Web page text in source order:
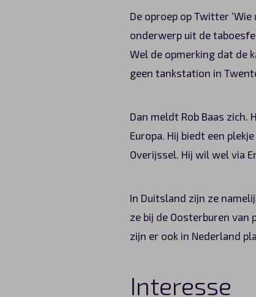
De oproep op Twitter
onderwerp uit de
Wel de opmerking dat de
geen tankstation in
Dan meldt Rob Baas
Europa. Hij biedt een
Overijssel. Hij wil wel via
In Duitsland zijn ze
ze bij de Oosterburen van
zijn er ook in Nederland
Interesse